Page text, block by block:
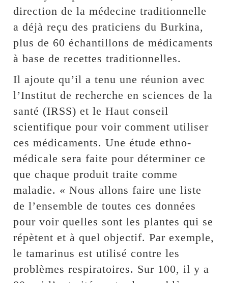
direction de la médecine traditionnelle
a déjà reçu des praticiens du Burkina,
plus de 60 échantillons de médicaments
à base de recettes traditionnelles.
Il ajoute qu’il a tenu une réunion avec
l’Institut de recherche en sciences de la
santé (IRSS) et le Haut conseil
scientifique pour voir comment utiliser
ces médicaments. Une étude ethno-
médicale sera faite pour déterminer ce
que chaque produit traite comme
maladie. « Nous allons faire une liste
de l’ensemble de toutes ces données
pour voir quelles sont les plantes qui se
répètent et à quel objectif. Par exemple,
le tamarinus est utilisé contre les
problèmes respiratoires. Sur 100, il y a